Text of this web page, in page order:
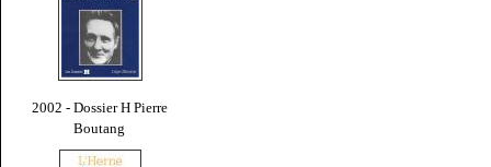
2002 - Dossier H Pierre
Boutang